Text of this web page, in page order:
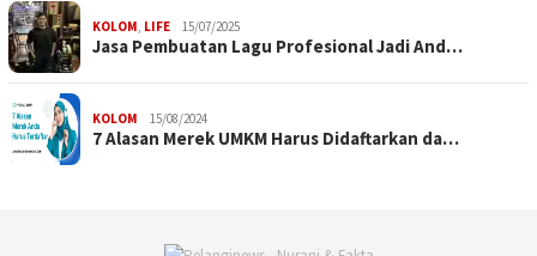
KOLOM LIFE 15/07/2025
Jasa Pembuatan Lagu Profesional Jadi And…
KOLOM 15/08/2024
7 Alasan Merek UMKM Harus Didaftarkan da…